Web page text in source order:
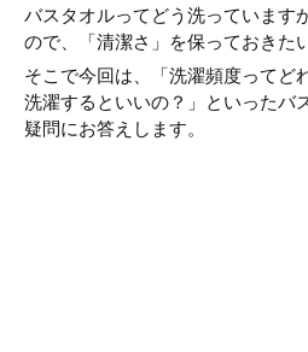
バスタオルってどう洗っています
ので、「清潔さ」を保っておきた
そこで今回は、「洗濯頻度ってど
洗濯するといいの？」といったバ
疑問にお答えします。